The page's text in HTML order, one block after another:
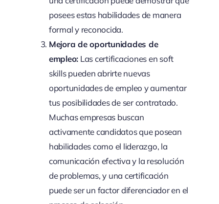
posees estas habilidades de manera
formal y reconocida.
Mejora de oportunidades de
empleo: Las certificaciones en soft
skills pueden abrirte nuevas
oportunidades de empleo y aumentar
tus posibilidades de ser contratado.
Muchas empresas buscan
activamente candidatos que posean
habilidades como el liderazgo, la
comunicación efectiva y la resolución
de problemas, y una certificación
puede ser un factor diferenciador en el